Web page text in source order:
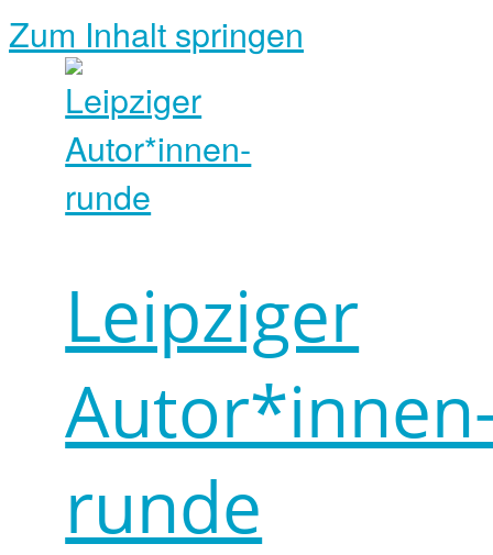
Zum Inhalt springen
Leipziger
runde